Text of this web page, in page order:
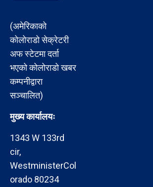
(अमेरिकाको
कोलोराडो सेक्रेटरी
अफ स्टेटमा दर्ता
भएको कोलोराडो खबर
कम्पनीद्वारा
सञ्चालित)
मुख्य कार्यालयः
1343 W 133rd
cir,
WestministerCol
orado 80234